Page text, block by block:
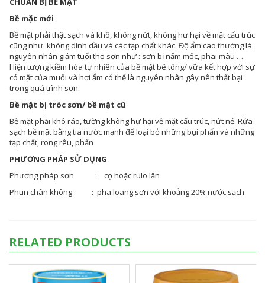
Bề mặt mới
Bề mặt phải thật sạch và khô, không nứt, không hư hại về mặt cấu trúc
cũng như không dính dầu và các tạp chất khác. Độ ẩm cao thường là
nguyên nhân giảm tuổi thọ sơn như : sơn bị nấm mốc, phai màu …
Hiện tượng kiềm hóa tự nhiên của bề mặt bê tông/ vữa kết hợp với sự
có mặt của muối và hơi ẩm có thể là nguyên nhân gây nên thất bại
trong quá trình sơn.
Bề mặt bị tróc sơn/ bề mặt cũ
Bề mặt phải khô ráo, tường không hư hại về mặt cấu trúc, nứt nẻ. Rửa
sạch bề mặt bằng tia nước mạnh để loại bỏ những bụi phấn và những
tạp chất, rong rêu, phấn
PHƯƠNG PHÁP SỬ DỤNG
Phương pháp sơn : cọ hoặc rulo lăn
Phun chân không : pha loãng sơn với khoảng 20% nước sạch
RELATED PRODUCTS